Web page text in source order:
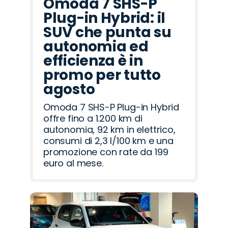
Plug-in Hybrid: il
SUV che punta su
autonomia ed
efficienza è in
promo per tutto
agosto
Omoda 7 SHS-P Plug-in Hybrid
offre fino a 1.200 km di
autonomia, 92 km in elettrico,
consumi di 2,3 l/100 km e una
promozione con rate da 199
euro al mese.